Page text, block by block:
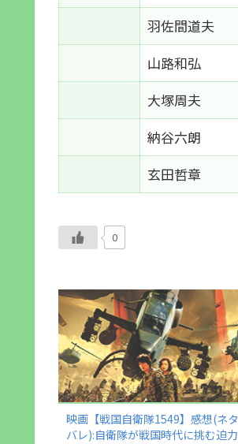
羽佐間道夫
山路和弘
大塚周夫
納谷六朗
玄田哲章
0
映画【戦国自衛隊1549】感想(ネタ
バレ):自衛隊が戦国時代に挑む迫力